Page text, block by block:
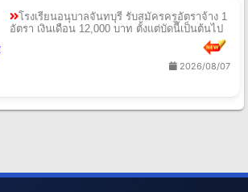
โรงเรียนอนุบาลจันทบุรี รับสมัครครูอัตราจ้าง 1
อัตรา เงินเดือน 12,000 บาท ตั้งแต่บัดนี้เป็นต้นไป
2026/08/07